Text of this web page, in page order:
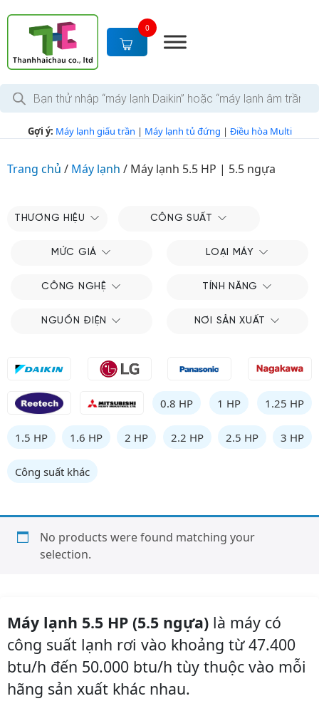
c
0
T
m
i Gợi ý: Máy lạnh giấu trần | Máy lạnh tủ đứng | Điều hòa Multi
Trang chủ / Máy lạnh / Máy lạnh 5.5 HP | 5.5 ngựa
THƯƠNG HIỆU CÔNG SUẤT
MỨC GIÁ LOẠI MÁY
CÔNG NGHỆ TÍNH NĂNG
NGUỒN ĐIỆN NƠI SẢN XUẤT
0.8 HP 1 HP 1.25 HP
1.5 HP 1.6 HP 2 HP 2.2 HP 2.5 HP 3 HP
Công suất khác
No products were found matching your
selection.
Máy lạnh 5.5 HP (5.5 ngựa) là máy có
công suất lạnh rơi vào khoảng từ 47.400
btu/h đến 50.000 btu/h tùy thuộc vào mỗi
hãng sản xuất khác nhau.